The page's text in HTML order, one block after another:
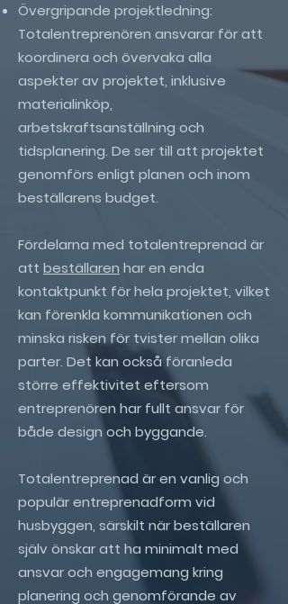
Övergripande projektledning:
Totalentreprenören ansvarar för att
koordinera och övervaka alla
aspekter av projektet, inklusive
materialinköp,
arbetskraftsanställning och
tidsplanering. De ser till att projektet
genomförs enligt planen och inom
beställarens budget.
Fördelarna med totalentreprenad är
att beställaren har en enda
kontaktpunkt för hela projektet, vilket
kan förenkla kommunikationen och
minska risken för tvister mellan olika
parter. Det kan också föranleda
större effektivitet eftersom
entreprenören har fullt ansvar för
både design och byggande.
Totalentreprenad är en vanlig och
populär entreprenadform vid
husbyggen, särskilt när beställaren
själv önskar att ha minimalt med
ansvar och engagemang kring
planering och genomförande av